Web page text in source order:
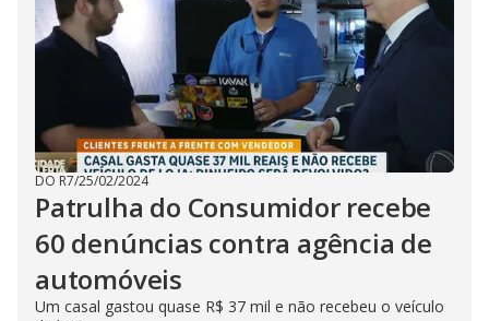
DO R7/25/02/2024
Patrulha do Consumidor recebe
60 denúncias contra agência de
automóveis
Um casal gastou quase R$ 37 mil e não recebeu o veículo